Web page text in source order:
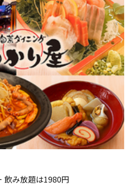
飲み放題は1980円